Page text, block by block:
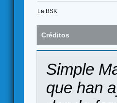
La BSK
Créditos
Simple
que han